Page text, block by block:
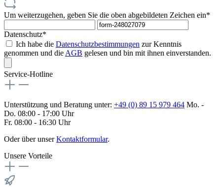
Um weiterzugehen, geben Sie die oben abgebildeten Zeichen ein*
Datenschutz*
Ich habe die Datenschutzbestimmungen zur Kenntnis
genommen und die AGB gelesen und bin mit ihnen einverstanden.
Service-Hotline
Unterstützung und Beratung unter: +49 (0) 89 15 979 464 Mo. -
Do. 08:00 - 17:00 Uhr
Fr. 08:00 - 16:30 Uhr
Oder über unserKontaktformular.
Unsere Vorteile